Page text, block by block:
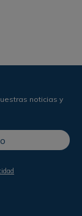
noticias y